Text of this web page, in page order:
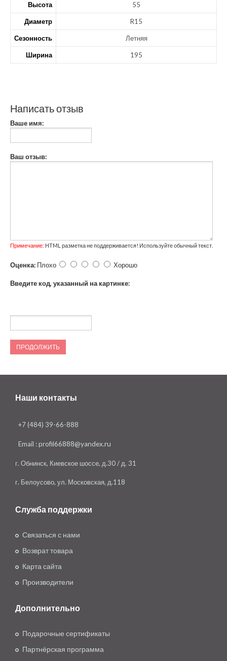
Высота 55
Диаметр R15
Сезонность Летняя
Ширина 195
Написать отзыв
Ваше имя:
Ваш отзыв:
Примечание: HTML разметка не поддерживается! Используйте обычный текст.
Оценка: Плохо Хорошо
Введите код, указанный на картинке:
ПРОДОЛЖИТЬ
Наши контакты
+7 (484) 39-66-888
Email :profil66888@yandex.ru
г. Обнинск, Киевское шоссе, д.30 / д. 31
г. Белоусово, ул. Московская, д.118
Служба поддержки
Связаться с нами
Возврат товара
Карта сайта
Производители
Дополнительно
Подарочные сертификаты
Партнёрская программа